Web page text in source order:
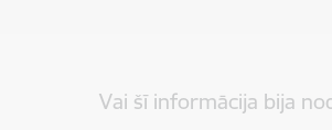
Vai šī informācija bija